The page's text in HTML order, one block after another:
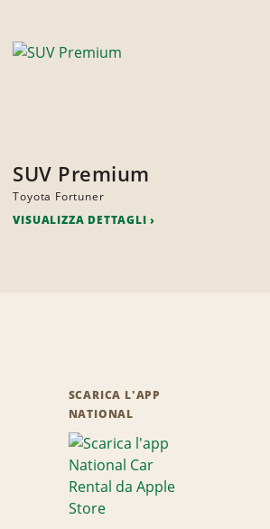
SUV Premium
Toyota Fortuner
VISUALIZZA DETTAGLI
SCARICA L'APP
NATIONAL